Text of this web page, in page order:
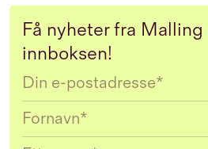
Få nyheter fra
innboksen!
Email